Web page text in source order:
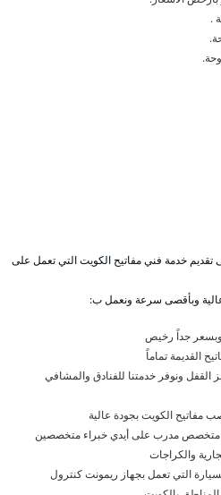
تقديم خدمة فني مفاتيح الكويت التي تعمل على
عالية وبأقصى سرعة ونعمل ب:
وبسعر جداً رخيص
القديمة تماماً
القفل ونوفر خدمتنا للفنادق والمشافي
مفاتيح الكويت بجودة عالية
متخصص مدرب على أيدي خبراء متخصصين
والكراجات
التي تعمل بجهاز ريمونت كنترول